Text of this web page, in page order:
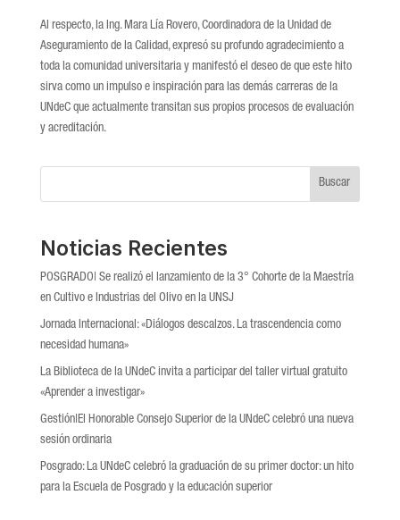
Al respecto, la Ing. Mara Lía Rovero, Coordinadora de la Unidad de
Aseguramiento de la Calidad, expresó su profundo agradecimiento a
toda la comunidad universitaria y manifestó el deseo de que este hito
sirva como un impulso e inspiración para las demás carreras de la
UNdeC que actualmente transitan sus propios procesos de evaluación
y acreditación.
Buscar
Noticias Recientes
POSGRADO| Se realizó el lanzamiento de la 3° Cohorte de la Maestría
en Cultivo e Industrias del Olivo en la UNSJ
Jornada Internacional: «Diálogos descalzos. La trascendencia como
necesidad humana»
La Biblioteca de la UNdeC invita a participar del taller virtual gratuito
«Aprender a investigar»
Gestión|El Honorable Consejo Superior de la UNdeC celebró una nueva
sesión ordinaria
Posgrado: La UNdeC celebró la graduación de su primer doctor: un hito
para la Escuela de Posgrado y la educación superior